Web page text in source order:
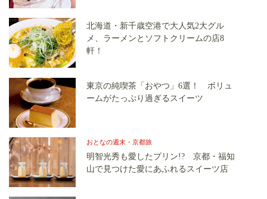
北海道・新千歳空港で大人気2大グル
メ、ラーメンとソフトクリームの店8
軒！
東京の純喫茶「おやつ」6選！ ボリュ
ームがたっぷり過ぎるスイーツ
おとなの週末・京都旅
明智光秀も愛したプリン!? 京都・福知
山で見つけた愛にあふれるスイーツ店